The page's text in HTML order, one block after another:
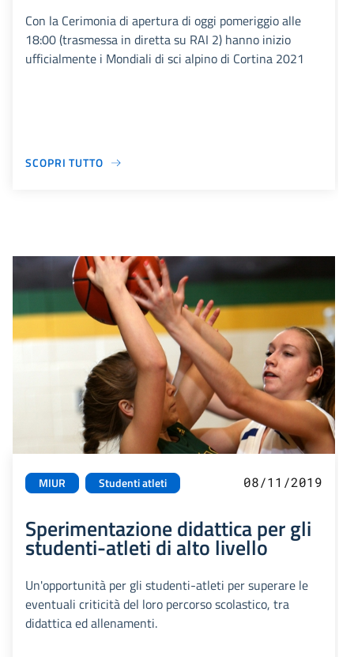
Con la Cerimonia di apertura di oggi pomeriggio alle
18:00 (trasmessa in diretta su RAI 2) hanno inizio
ufficialmente i Mondiali di sci alpino di Cortina 2021
SCOPRI TUTTO
MIUR Studenti atleti 08/11/2019
Sperimentazione didattica per gli
studenti-atleti di alto livello
Un'opportunità per gli studenti-atleti per superare le
eventuali criticità del loro percorso scolastico, tra
didattica ed allenamenti.